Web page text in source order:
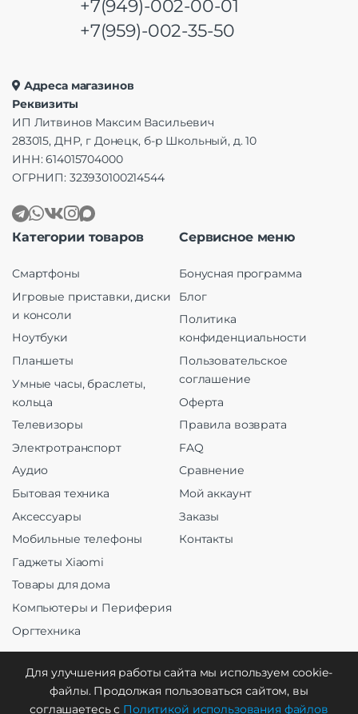
+7(949)-002-00-01
+7(959)-002-35-50
Адреса магазинов
Реквизиты
ИП Литвинов Максим Васильевич
283015, ДНР, г Донецк, б-р Школьный, д. 10
ИНН: 614015704000
ОГРНИП: 323930100214544
Категории товаров
Смартфоны
Игровые приставки, диски
и консоли
Ноутбуки
Планшеты
Умные часы, браслеты,
кольца
Телевизоры
Электротранспорт
Аудио
Бытовая техника
Аксессуары
Мобильные телефоны
Гаджеты Xiaomi
Товары для дома
Компьютеры и Периферия
Оргтехника
Сервисное меню
Бонусная программа
Блог
Политика
конфиденциальности
Пользовательское
соглашение
Оферта
Правила возврата
FAQ
Сравнение
Мой аккаунт
Заказы
Контакты
Создание и продвижение
Для улучшения работы сайта мы используем cookie-
файлы. Продолжая пользоваться сайтом, вы
соглашаетесь с Политикой использования файлов